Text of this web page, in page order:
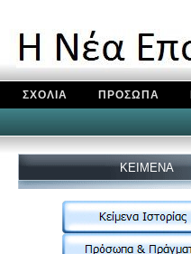
ΣΧΟΛΙΑ ΠΡΟΣΩΠΑ
KEIMENA